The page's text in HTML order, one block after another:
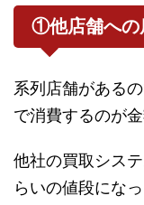
①他店舗への
系列店舗がある
で消費するのが
他社の買取シス
らいの値段にな